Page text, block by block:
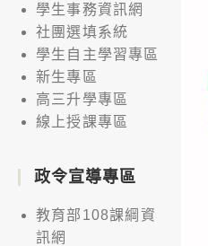
學生事務資訊網
社團選填系統
學生自主學習專區
新生專區
高三升學專區
線上授課專區
政令宣導專區
教育部108課綱資
訊網